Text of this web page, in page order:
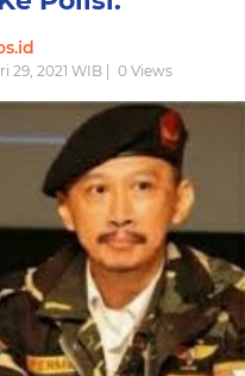
29, 2021 WIB | 0 Views